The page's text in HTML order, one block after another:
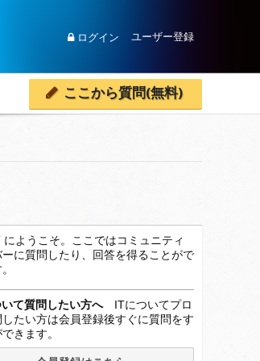
ユーザー登録
ログイン
ここから質問(無料)
にようこそ。ここではコミュニティ
ーに質問したり、回答を得ることがで
て質問したい方へITについてプロ
したい方は会員登録後すぐに質問をす
きます。